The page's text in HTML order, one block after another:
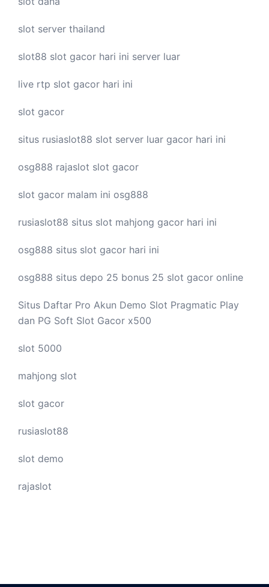
slot server thailand
slot88 slot gacor hari ini server luar
live rtp slot gacor hari ini
slot gacor
situs rusiaslot88 slot server luar gacor hari ini
osg888 rajaslot slot gacor
slot gacor malam ini osg888
rusiaslot88 situs slot mahjong gacor hari ini
osg888 situs slot gacor hari ini
osg888 situs depo 25 bonus 25 slot gacor online
Situs Daftar Pro Akun Demo Slot Pragmatic Play
dan PG Soft Slot Gacor x500
slot 5000
mahjong slot
slot gacor
rusiaslot88
slot demo
rajaslot